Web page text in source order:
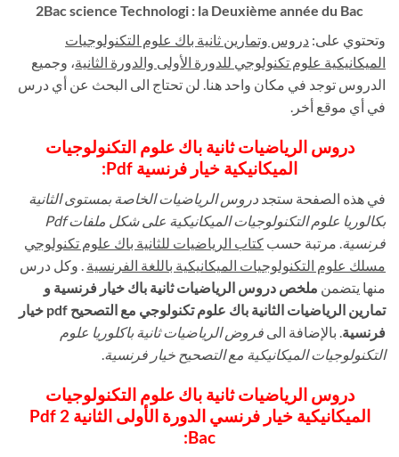
2Bac science Technologi : la Deuxième année du Bac
وتحتوي على: دروس وتمارين ثانية باك علوم التكنولوجيات
الميكانيكية علوم تكنولوجي للدورة الأولى والدورة الثانية، وجميع
الدروس توجد في مكان واحد هنا. لن تحتاج الى البحث عن أي درس
في أي موقع أخر.
دروس الرياضيات ثانية باك علوم التكنولوجيات
الميكانيكية خيار فرنسية Pdf:
في هذه الصفحة ستجد دروس الرياضيات الخاصة بمستوى الثانية
بكالوريا علوم التكنولوجيات الميكانيكية على شكل ملفات Pdf
فرنسية. مرتبة حسب كتاب الرياضيات للثانية باك علوم تكنولوجي
مسلك علوم التكنولوجيات الميكانيكية باللغة الفرنسية . وكل درس
منها يتضمن ملخص دروس الرياضيات ثانية باك خيار فرنسية و
تمارين الرياضيات الثانية باك علوم تكنولوجي مع التصحيح pdf خيار
فرنسية. بالإضافة الى فروض الرياضيات ثانية باكلوريا علوم
التكنولوجيات الميكانيكية مع التصحيح خيار فرنسية.
دروس الرياضيات ثانية باك علوم التكنولوجيات
الميكانيكية خيار فرنسي الدورة الأولى الثانية Pdf 2
Bac: